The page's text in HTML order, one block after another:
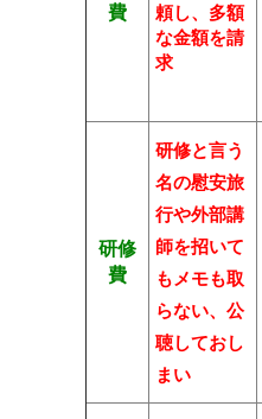
費
頼し、多額
な金額を請
求
研修
費
研修と言う
名の慰安旅
行や外部講
師を招いて
もメモも取
らない、公
聴しておし
まい